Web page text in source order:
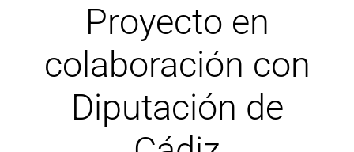
Proyecto en
colaboración con
Diputación de